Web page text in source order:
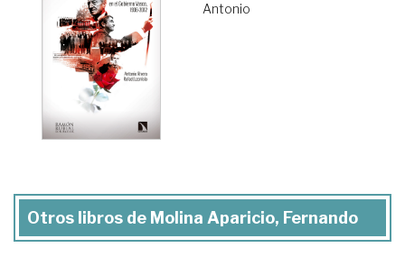
Antonio
Otros libros de Molina Aparicio, Fernando